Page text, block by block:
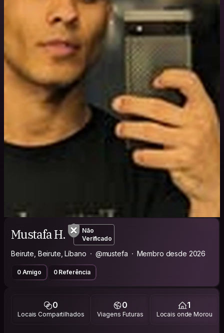
Mustafa H.
Não
Verificado
Beirute, Beirute, Líbano @mustefa Membro desde 2026
0 Amigo 0 Referência
0
Locais Compartilhados
0
Viagens Futuras
1
Locais onde Morou